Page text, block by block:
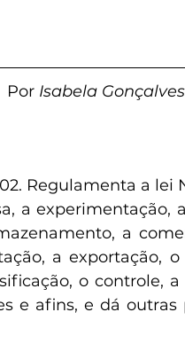
Por Isabela
Regulamenta a lei
a experimentação,
a
a exportação,
o controle, a
e afins, e dá outras